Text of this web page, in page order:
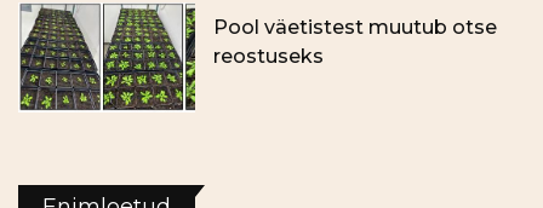
Pool väetistest muutub otse
reostuseks